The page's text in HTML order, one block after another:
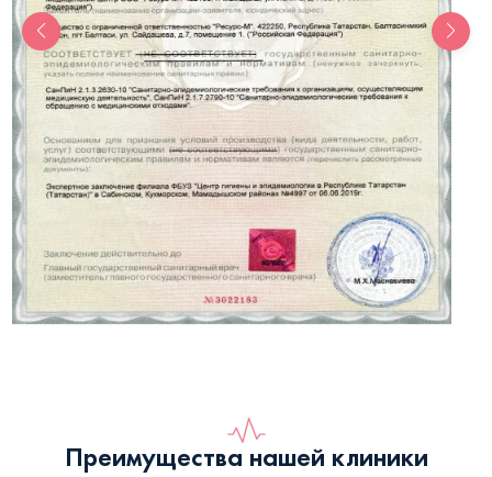
Преимущества нашей клиники